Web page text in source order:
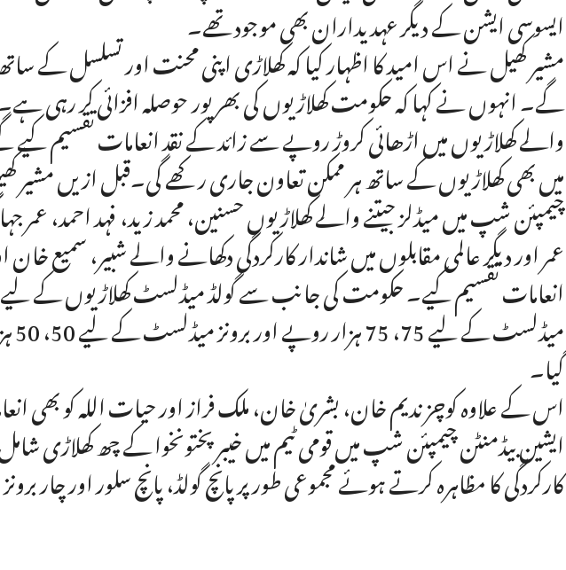
ایسوسی ایشن کے دیگر عہدیداران بھی موجود تھے۔
مشیر کھیل نے اس امید کا اظہار کیا کہ کھلاڑی اپنی محنت اور تسلسل کے
گے۔ انہوں نے کہا کہ حکومت کھلاڑیوں کی بھرپور حوصلہ افزائی کر رہی ہے۔
والے کھلاڑیوں میں اڑھائی کروڑ روپے سے زائد کے نقد انعامات تقسیم
میں بھی کھلاڑیوں کے ساتھ ہر ممکن تعاون جاری رکھے گی۔قبل ازیں مشیر
چیمپئن شپ میں میڈلز جیتنے والے کھلاڑیوں حسنین، محمد زید، فہد احمد، عمر
عمر اور دیگر عالمی مقابلوں میں شاندار کارکردگی دکھانے والے شبیر، سمیع
انعامات تقسیم کیے۔ حکومت کی جانب سے گولڈ میڈلسٹ کھلاڑیوں کے
گیا۔
اس کے علاوہ کوچز ندیم خان، بشریٰ خان، ملک فراز اور حیات اللہ کو بھی
ایشین بیڈمنٹن چیمپئن شپ میں قومی ٹیم میں خیبر پختونخوا کے چھ کھلاڑی
کارکردگی کا مظاہرہ کرتے ہوئے مجموعی طور پر پانچ گولڈ، پانچ سلور اور چار